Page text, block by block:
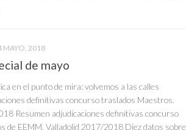
MAYO, 2018
de mayo
en el punto de mira: volvemos a las calles
definitivas concurso traslados Maestros.
Resumen adjudicaciones definitivas concurso
de EEMM. Valladolid 2017/2018 Diez datos sobre